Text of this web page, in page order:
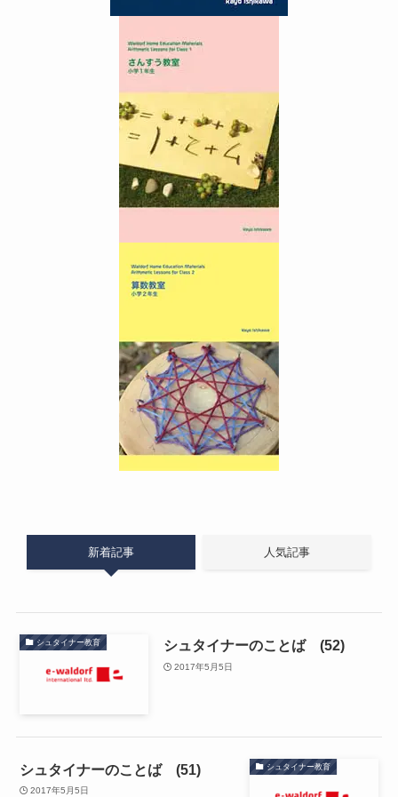
新着記事 人気記事
シュタイナー教育 シュタイナーのことば (52)
2017年5月5日
シュタイナー教育
シュタイナーのことば (51)
2017年5月5日